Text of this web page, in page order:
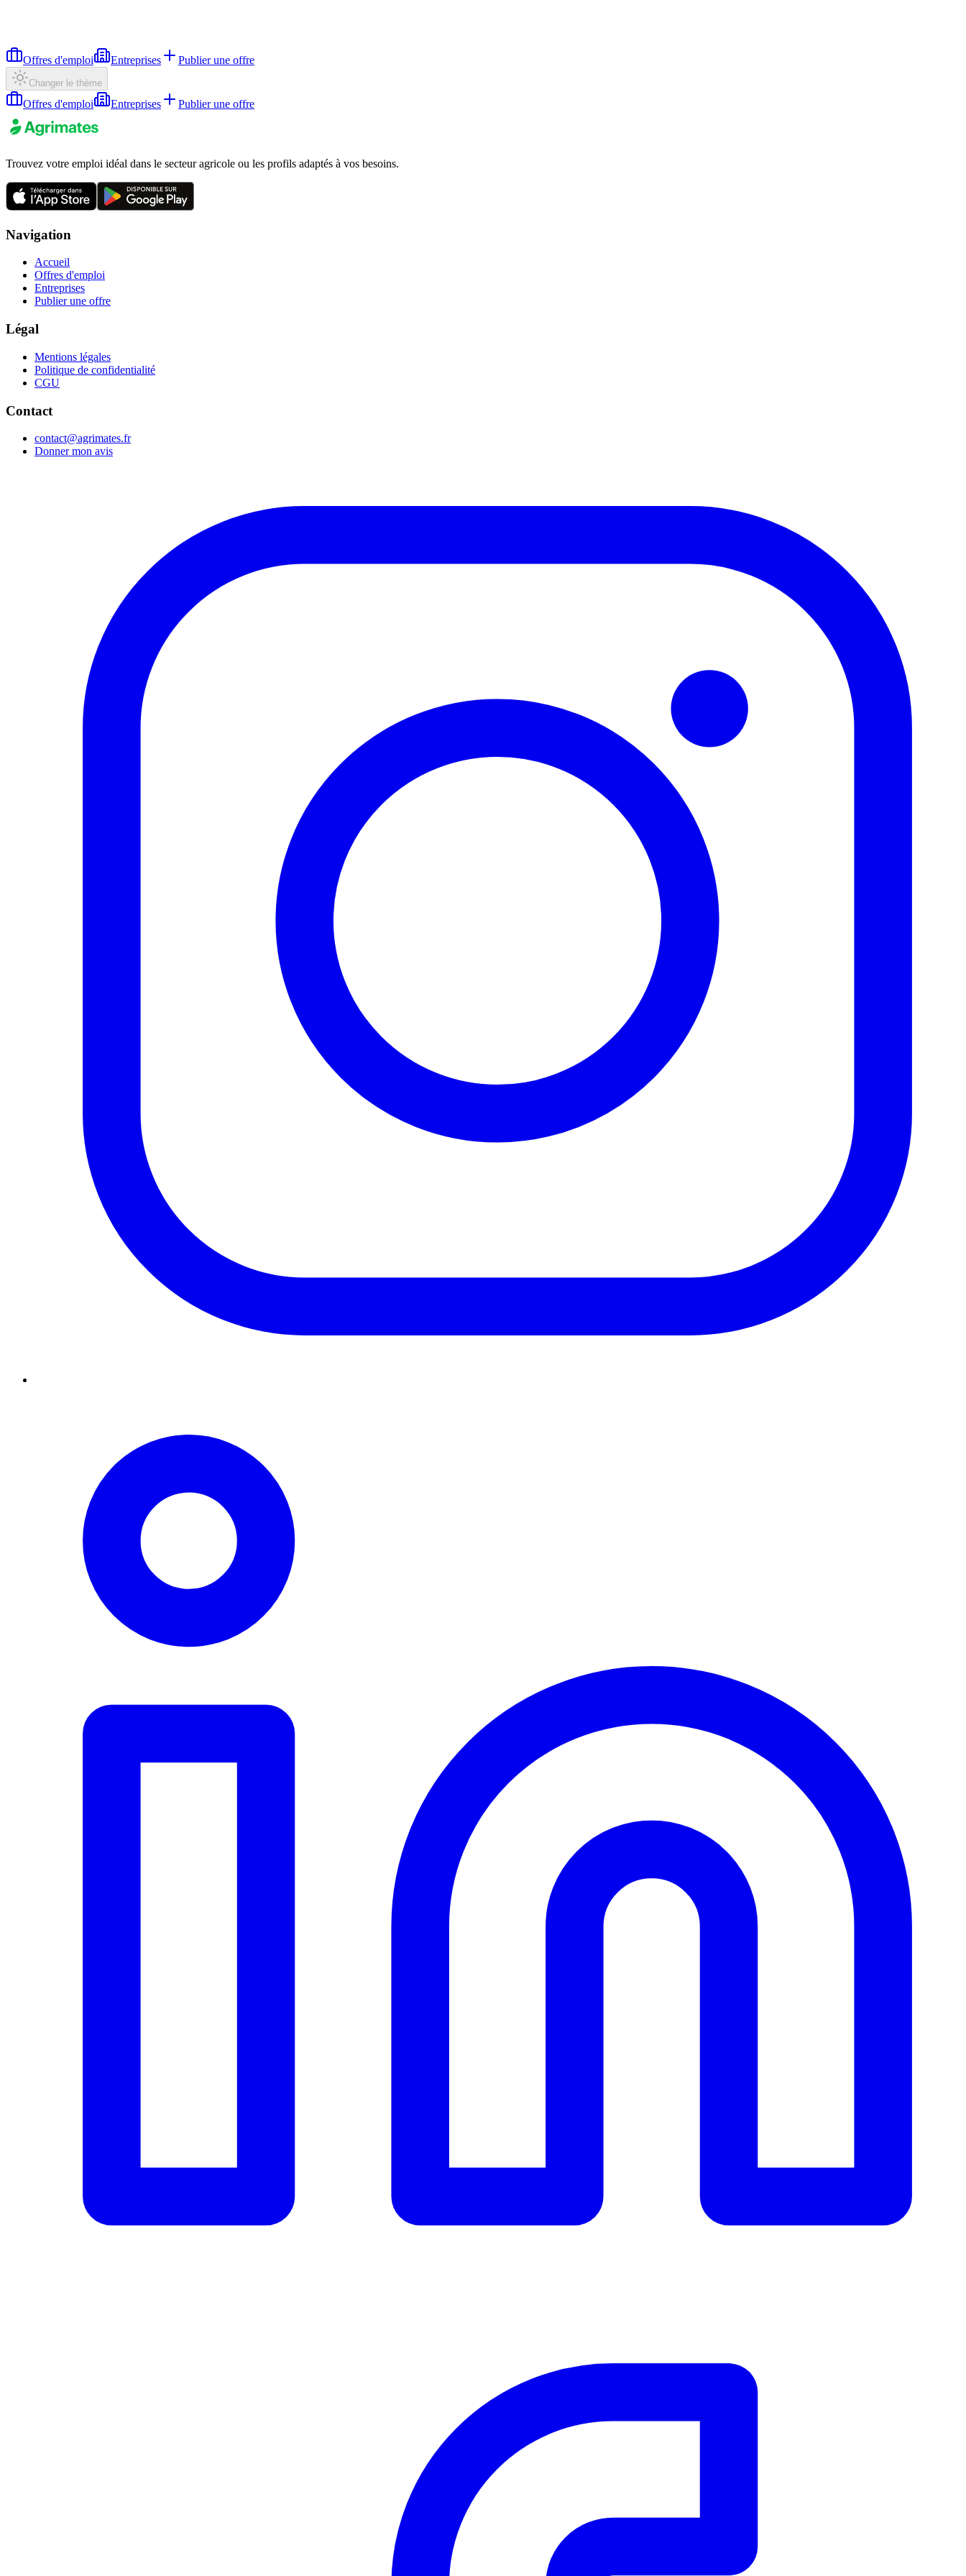
Offres d'emploi Entreprises Publier une offre
Changer le thème
Offres d'emploi Entreprises Publier une offre
Trouvez votre emploi idéal dans le secteur agricole ou les profils adaptés à vos besoins.
Navigation
Accueil
Offres d'emploi
Entreprises
Publier une offre
Légal
Mentions légales
Politique de confidentialité
CGU
Contact
contact@agrimates.fr
Donner mon avis